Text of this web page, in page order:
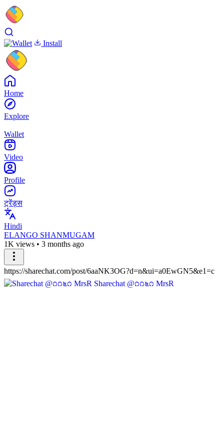
Install
Home
Explore
Wallet
Video
Profile
ट्रेंड्स
Hindi
ELANGO SHANMUGAM
1K views • 3 months ago
https://sharechat.com/post/6aaNK3OG?d=n&ui=a0EwGN5&e1=c